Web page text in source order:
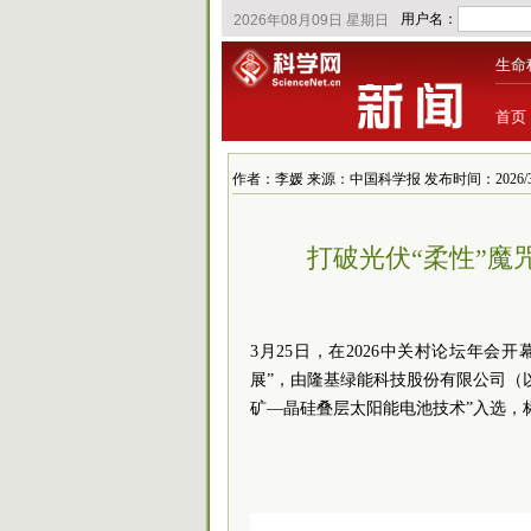
生命
首页
作者：李媛 来源：中国科学报 发布时间：2026/
打破光伏“柔性”魔
3月25日，在2026中关村论坛年会开
展”，由隆基绿能科技股份有限公司
矿—晶硅叠层太阳能电池技术”入选，